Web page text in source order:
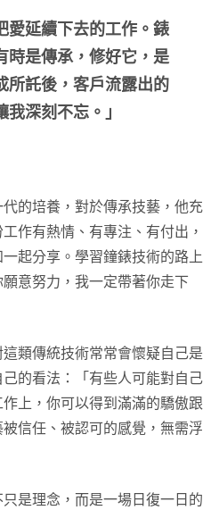
愛延續下去的工作。錶
時是傳承，修好它，是
所託後，客戶流露出的
深刻不忘。」
的培養，對於傳承技藝，他充
作有熱情、有專注、有付出，
起分享。學習鐘錶技術的路上
意努力，我一定帶著你走下
類傳統技術常常會懷疑自己是
的看法：「有些人可能對自己
上，你可以得到滿滿的驕傲跟
信任、被認可的感覺，無需浮
是理念，而是一場日復一日的